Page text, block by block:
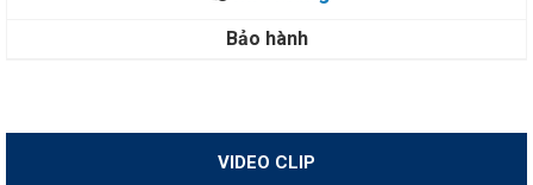
Bảo hành
VIDEO CLIP